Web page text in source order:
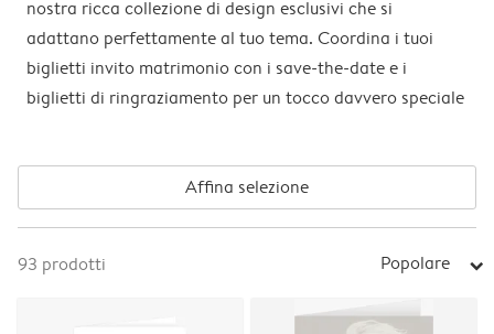
nostra ricca collezione di design esclusivi che si
adattano perfettamente al tuo tema. Coordina i tuoi
biglietti invito matrimonio con i save-the-date e i
biglietti di ringraziamento per un tocco davvero speciale
Affina selezione
93 prodotti Popolare arrow_right